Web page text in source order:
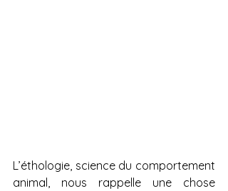
L’éthologie, science du comportement
animal, nous rappelle une chose